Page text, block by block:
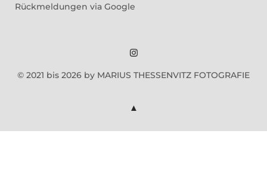
Rückmeldungen via Google
Marius
Instagram
© 2021 bis 2026 by MARIUS THESSENVITZ FOTOGRAFIE